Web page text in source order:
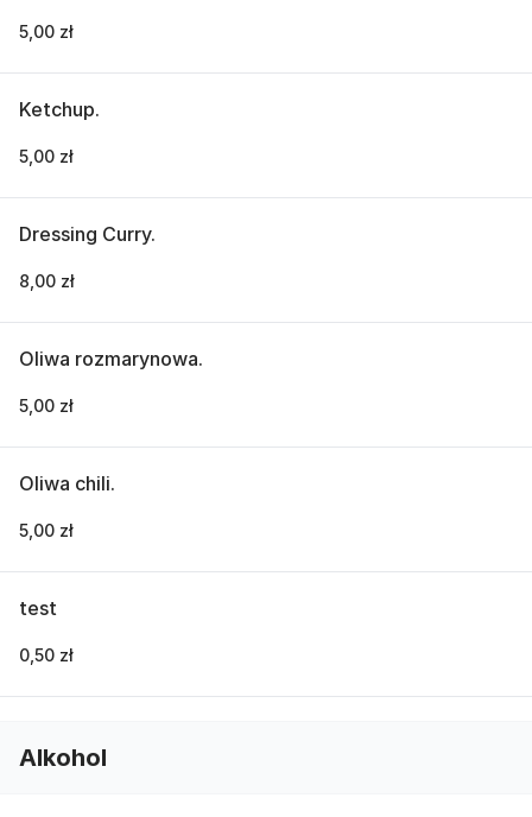
5,00 zł
Ketchup.
5,00 zł
Dressing Curry.
8,00 zł
Oliwa rozmarynowa.
5,00 zł
Oliwa chili.
5,00 zł
test
0,50 zł
Alkohol